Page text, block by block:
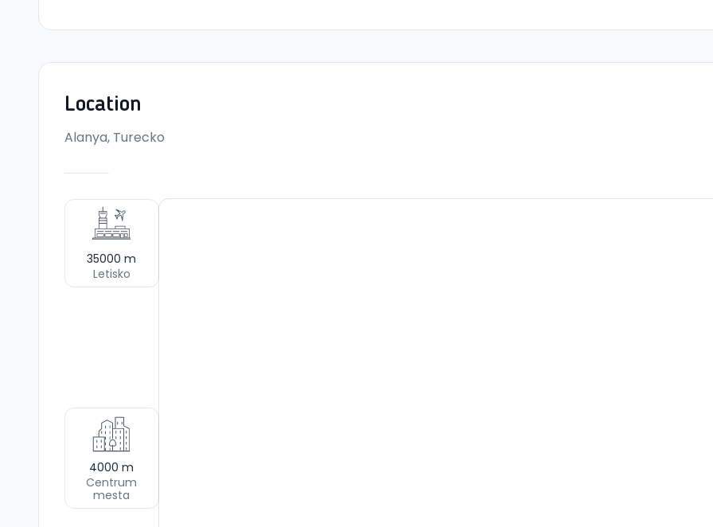
Location
Alanya, Turecko
35000 m
Letisko
4000 m
Centrum
mesta